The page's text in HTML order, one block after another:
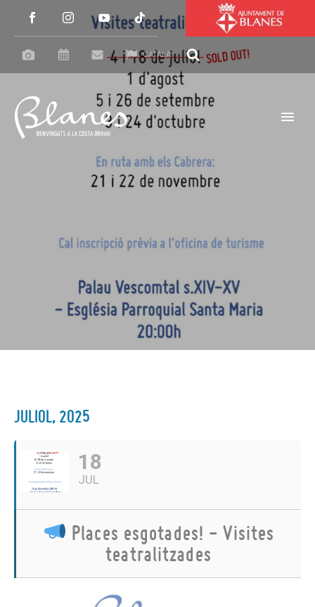
CATALÀ
JULIOL, 2025
18
JUL
Places esgotades! - Visites
teatralitzades